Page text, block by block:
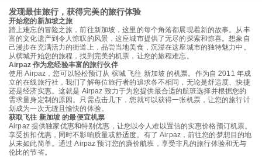
发现最佳旅行，获得完美的旅行体验
开始您的新加坡之旅
踏上难忘的冒险之旅，前往新加坡，这里的每个角落都展现着新的故事。从丰
富的文化遗产到令人惊叹的风景，这座城市提供了无尽的探索和惊喜。想象自
己漫步在充满活力的街道上，品尝当地美食，沉浸在这座城市的独特魅力中。
从槟城开始您的旅程，找到完美的机票，让您的旅程难忘。
Airpaz 作为您经验丰富的旅行伙伴
使用 Airpaz，您可以轻松预订从 槟城 飞往 新加坡 的机票。作为自 2011 年成
立的在线旅行社，我们了解每位旅行者的追求各不相同，无论是舒适度、快捷
还是经济实惠。这就是 Airpaz 致力于为您提供最合适的航班选择并根据您的
需求量身定制的原因。只需点击几下，您就可以获得一张机票，让您的旅行计
划成为一次无缝且愉快的体验。
获取飞往 新加坡 的最便宜机票
Airpaz 提供独家优惠和特别优惠，让您以令人难以置信的实惠价格预订机票。
享受折扣优惠，同时不影响质量或舒适度。有了 Airpaz，前往您的梦想目的地
从未如此简单。通过 Airpaz 预订您的廉价航班，享受非凡的旅行体验和无与
伦比的节省。